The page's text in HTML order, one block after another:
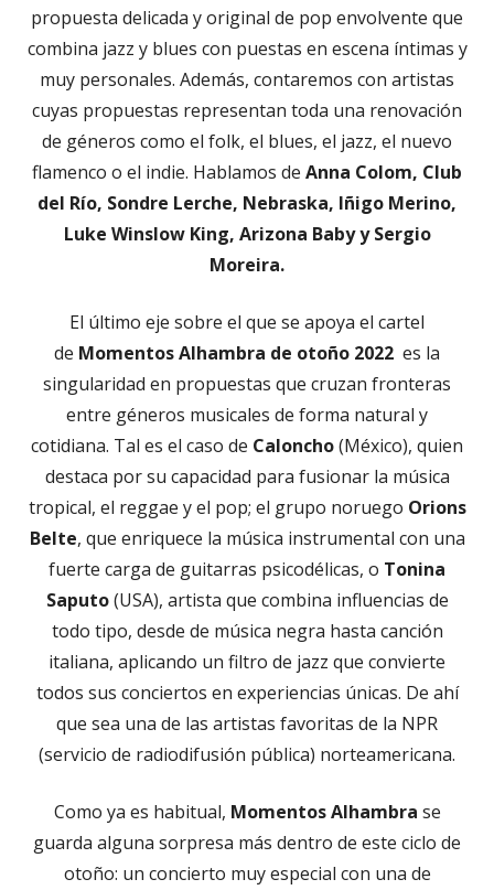
propuesta delicada y original de pop envolvente que
combina jazz y blues con puestas en escena íntimas y
muy personales. Además, contaremos con artistas
cuyas propuestas representan toda una renovación
de géneros como el folk, el blues, el jazz, el nuevo
flamenco o el indie. Hablamos de Anna Colom, Club
del Río, Sondre Lerche, Nebraska, Iñigo Merino,
Luke Winslow King, Arizona Baby y Sergio
Moreira.
El último eje sobre el que se apoya el cartel
de Momentos Alhambra de otoño 2022 es la
singularidad en propuestas que cruzan fronteras
entre géneros musicales de forma natural y
cotidiana. Tal es el caso de Caloncho(México), quien
destaca por su capacidad para fusionar la música
tropical, el reggae y el pop; el grupo noruego Orions
Belte, que enriquece la música instrumental con una
fuerte carga de guitarras psicodélicas, o Tonina
Saputo(USA), artista que combina influencias de
todo tipo, desde de música negra hasta canción
italiana, aplicando un filtro de jazz que convierte
todos sus conciertos en experiencias únicas. De ahí
que sea una de las artistas favoritas de la NPR
(servicio de radiodifusión pública) norteamericana.
Como ya es habitual, Momentos Alhambra se
guarda alguna sorpresa más dentro de este ciclo de
otoño: un concierto muy especial con una de